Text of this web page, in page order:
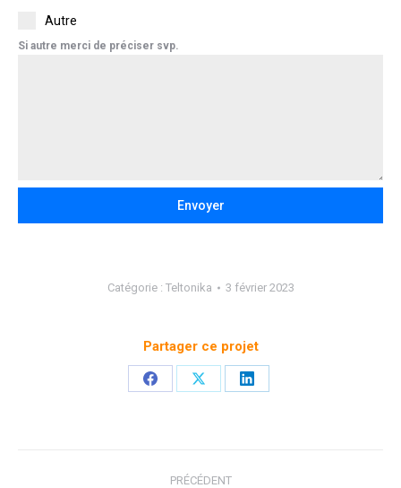
Autre
Si autre merci de préciser svp.
Envoyer
Catégorie : Teltonika 3 février 2023
Partager ce projet
PartagerPartagerPartager
PRÉCÉDENT